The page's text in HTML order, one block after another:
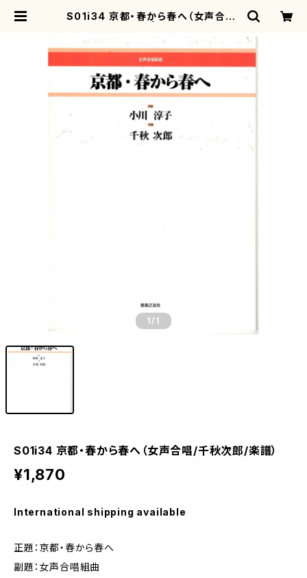
S01i34 京都・春から春へ（女声合唱/
1 /1
S01i34 京都・春から春へ（女声合唱/千秋次郎/楽譜）
¥1,870
International shipping available
正題：京都・春から春へ
副題：女声合唱組曲